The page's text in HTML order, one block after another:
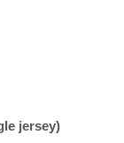
jersey)